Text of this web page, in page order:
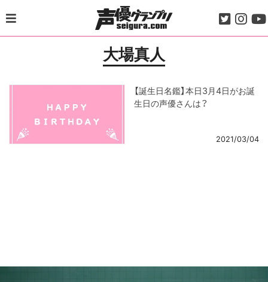
to
content
大場真人
【誕生日名鑑】本日3月4日がお誕
生日の声優さんは？
2021/03/04